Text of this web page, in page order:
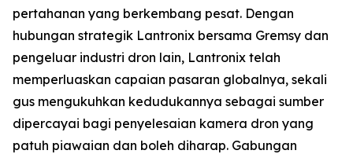
pertahanan yang berkembang pesat. Dengan
hubungan strategik Lantronix bersama Gremsy dan
pengeluar industri dron lain, Lantronix telah
memperluaskan capaian pasaran globalnya, sekali
gus mengukuhkan kedudukannya sebagai sumber
dipercayai bagi penyelesaian kamera dron yang
patuh piawaian dan boleh diharap. Gabungan